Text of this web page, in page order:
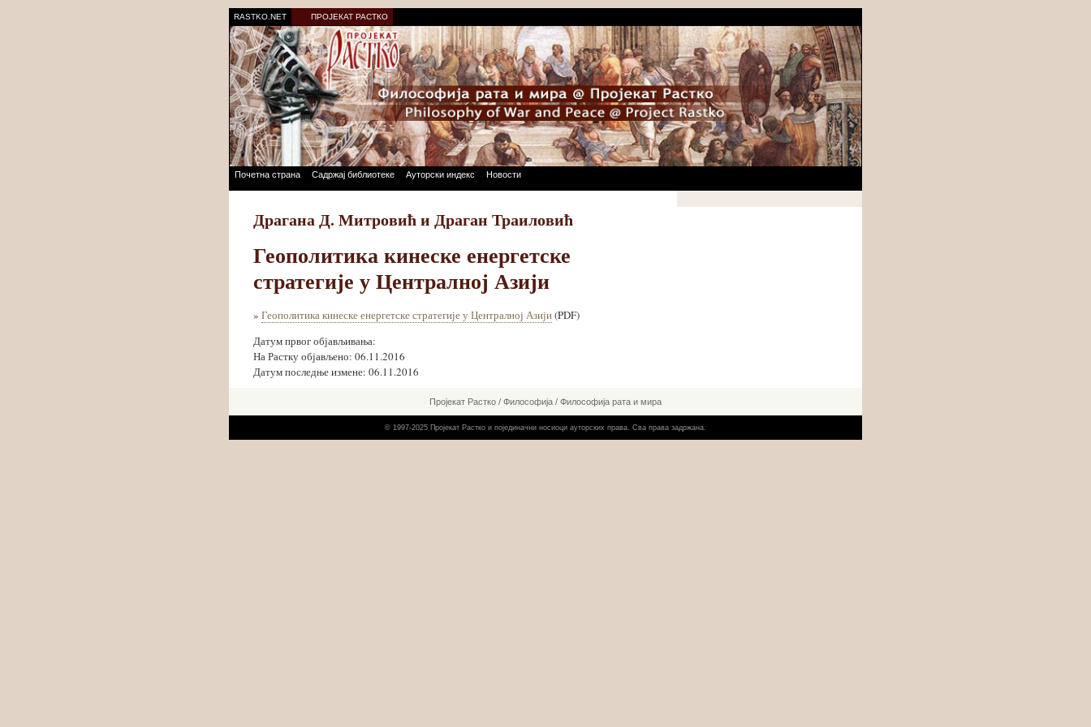
RASTKO.NET ПРОЈЕКАТ РАСТКО
Почетна страна Садржај библиотеке Ауторски индекс Новости
Драгана Д. Митровић и Драган Траиловић
Геополитика кинеске енергетске
стратегије у Централној Азији
» Геополитика кинеске енергетске стратегије у Централној Азији(PDF)
Датум првог објављивања:
На Растку објављено: 06.11.2016
Датум последње измене: 06.11.2016
Пројекат Растко / Философија / Философија рата и мира
© 1997-2025 Пројекат Растко и појединачни носиоци ауторских права. Сва права задржана.